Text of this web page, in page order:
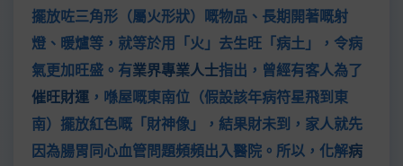
擺放咗三角形（屬火形狀）嘅物品、長期開著嘅射
燈、暖爐等，就等於用「火」去生旺「病土」，令病
氣更加旺盛。有業界專業人士指出，曾經有客人為了
催旺財運 ，喺屋嘅東南位（假設該年病符星飛到東
南）擺放紅色嘅「財神像」，結果財未到，家人就先
因為腸胃同心血管問題頻頻出入醫院。所以，化解病